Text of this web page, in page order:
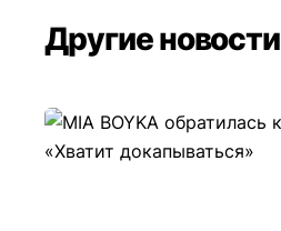
Другие новости